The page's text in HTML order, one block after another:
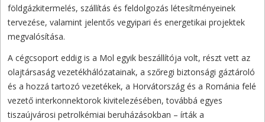
földgázkitermelés, szállítás és feldolgozás létesítményeinek
tervezése, valamint jelentős vegyipari és energetikai projektek
megvalósítása.
A cégcsoport eddig is a Mol egyik beszállítója volt, részt vett az
olajtársaság vezetékhálózatainak, a szőregi biztonsági gáztároló
és a hozzá tartozó vezetékek, a Horvátország és a Románia felé
vezető interkonnektorok kivitelezésében, továbbá egyes
tiszaújvárosi petrolkémiai beruházásokban – írták a